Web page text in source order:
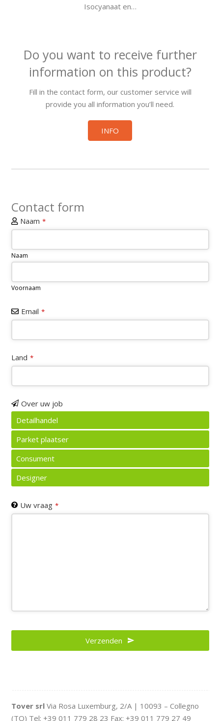
Isocyanaat en…
Do you want to receive further
information on this product?
Fill in the contact form, our customer service will
provide you all information you’ll need.
INFO
Contact form
Naam *
Naam
Voornaam
Your
Website *
Email *
Land *
Over uw job
Detailhandel
Parket plaatser
Consument
Designer
Uw vraag *
Verzenden
Tover srl Via Rosa Luxemburg, 2/A | 10093 – Collegno
(TO) Tel: +39 011 779 28 23 Fax: +39 011 779 27 49